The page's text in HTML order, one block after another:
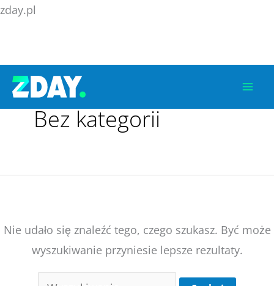
zday.pl
Bez kategorii
Nie udało się znaleźć tego, czego szukasz. Być może
wyszukiwanie przyniesie lepsze rezultaty.
Szukaj
dla: